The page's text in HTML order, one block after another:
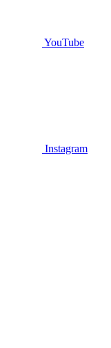
YouTube
Instagram